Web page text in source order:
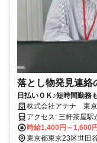
落とし物発見連絡
日払いＯＫ♪短時間勤務
事務対応
株式会社アテナ 東
アクセス: 三軒
時給1,400円～1,600
東京都東京23区世田